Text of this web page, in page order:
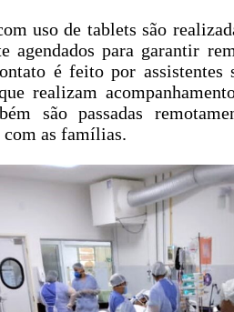
uso de tablets são
agendados para garantir
é feito por assistentes
realizam
são passadas
com as famílias.